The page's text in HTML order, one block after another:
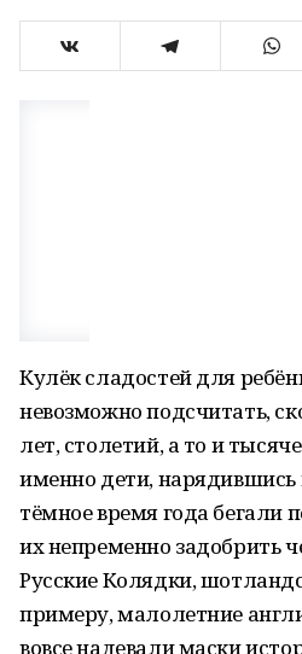
Кулёк сладостей для
невозможно подсчитать,
лет, столетий, а то и
именно дети, нарядившись
тёмное время года бегали
их непременно задобрить
Русские Колядки,
примеру, малолетние
вовсе надевали маски